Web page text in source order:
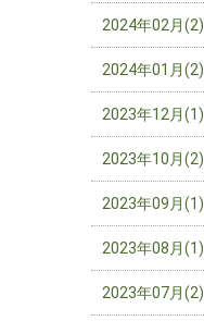
2024年02月(2)
2024年01月(2)
2023年12月(1)
2023年10月(2)
2023年09月(1)
2023年08月(1)
2023年07月(2)